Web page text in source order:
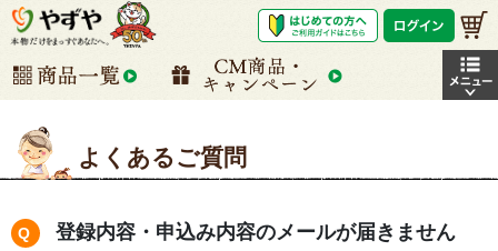
よくあるご質問
登録内容・申込み内容のメールが届きません